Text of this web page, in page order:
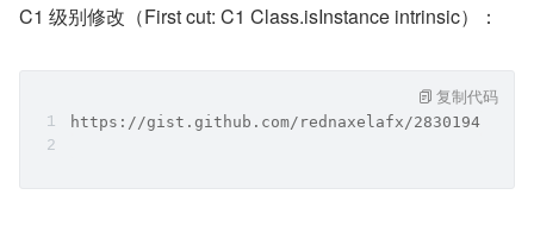
C1 级别修改（First cut: C1 Class.isInstance intrinsic）：
https://gist.github.com/rednaxelafx/2830194
复制代码